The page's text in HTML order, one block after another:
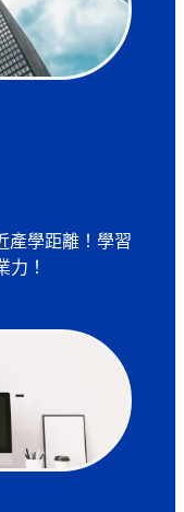
產學距離！學習
力！